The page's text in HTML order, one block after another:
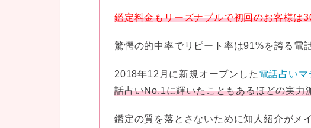
鑑定料金もリーズナブルで初回のお客様は
驚愕の的中率でリピート率は91%を誇る電
2018年12月に新規オープンした 電話占いマ
話占いNo.1に輝いたこともあるほどの実力
鑑定の質を落とさないために知人紹介がメ